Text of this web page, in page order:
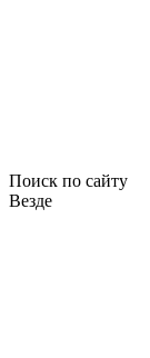
Поиск по сайту
Везде